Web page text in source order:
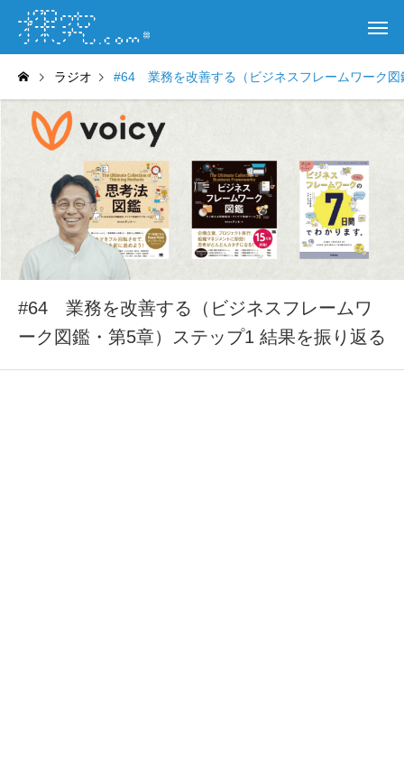
ラジオ #64 業務を改善する（ビジネスフレームワーク図
#64 業務を改善する（ビジネスフレームワ
ーク図鑑・第5章）ステップ1 結果を振り返る